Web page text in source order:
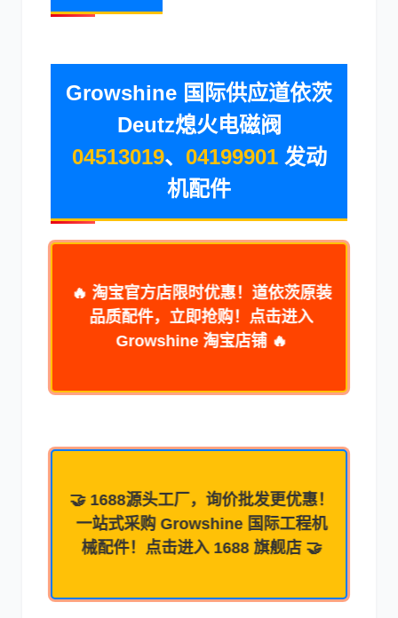
奔驰 加藤
大宇 丰田
Growshine 国际供应道依茨
Deutz熄火电磁阀
04513019、 04199901发动
机配件
🔥 淘宝官方店限时优惠！道依茨原装
品质配件，立即抢购！点击进入
Growshine 淘宝店铺 🔥
🤝 1688源头工厂，询价批发更优惠！
一站式采购 Growshine 国际工程机
械配件！点击进入 1688 旗舰店 🤝